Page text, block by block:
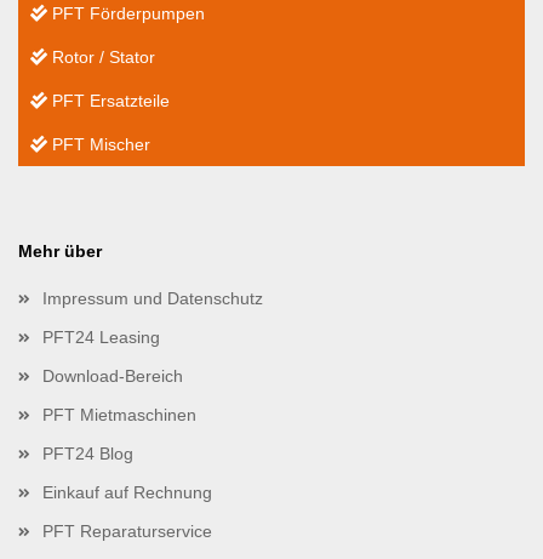
PFT Förderpumpen
Rotor / Stator
PFT Ersatzteile
PFT Mischer
Mehr über
Impressum und Datenschutz
PFT24 Leasing
Download-Bereich
PFT Mietmaschinen
PFT24 Blog
Einkauf auf Rechnung
PFT Reparaturservice